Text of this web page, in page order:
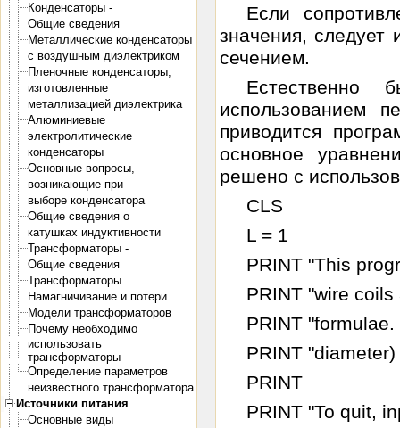
Конденсаторы -
Общие сведения
Металлические конденсаторы
с воздушным диэлектриком
Пленочные конденсаторы,
изготовленные
металлизацией диэлектрика
Алюминиевые
электролитические
конденсаторы
Основные вопросы,
возникающие при
выборе конденсатора
Общие сведения о
катушках индуктивности
Трансформаторы -
Общие сведения
Трансформаторы.
Намагничивание и потери
Модели трансформаторов
Почему необходимо
использовать
трансформаторы
Определение параметров
неизвестного трансформатора
Источники питания
Основные виды
Если
значения, следует
сечением.
использованием
приводится
основное
решено с
CLS
L = 1
PRINT "This
PRINT "wire
PRINT
PRINT
PRINT
PRINT "To quit,